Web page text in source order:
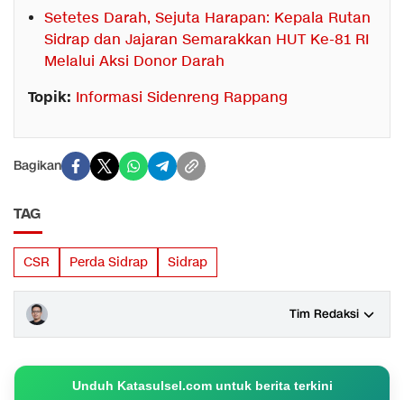
Setetes Darah, Sejuta Harapan: Kepala Rutan
Sidrap dan Jajaran Semarakkan HUT Ke-81 RI
Melalui Aksi Donor Darah
Topik: Informasi Sidenreng Rappang
Bagikan
TAG
CSR Perda Sidrap Sidrap
Tim Redaksi
Unduh Katasulsel.com untuk berita terkini